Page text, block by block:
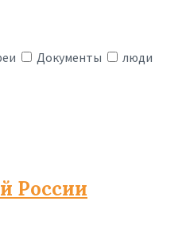
Документы
люди
России